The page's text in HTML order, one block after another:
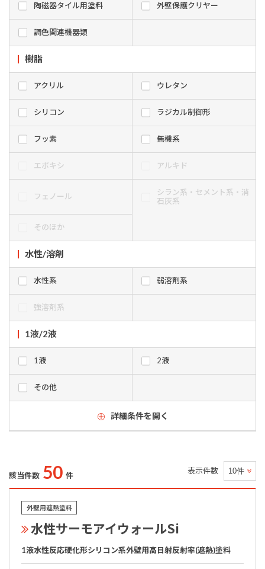
陶磁器タイル用塗料 外壁保護クリヤー
調色関連機器類
樹脂
アクリル ウレタン
シリコン ラジカル制御形
フッ素 無機系
エポキシ アルキド
フェノール
シラン系・セメント系・消
石灰系
そのほか
水性/溶剤
水性系 弱溶剤系
強溶剤系
1液/2液
1液 2液
その他
詳細条件を開く
該当件数 50 件 表示件数
外壁用遮熱塗料
水性サーモアイウォールSi
1液水性反応硬化形シリコン系外壁用高日射反射率(遮熱)塗料